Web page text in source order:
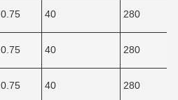
0.75 40 280
0.75 40 280
0.75 40 280